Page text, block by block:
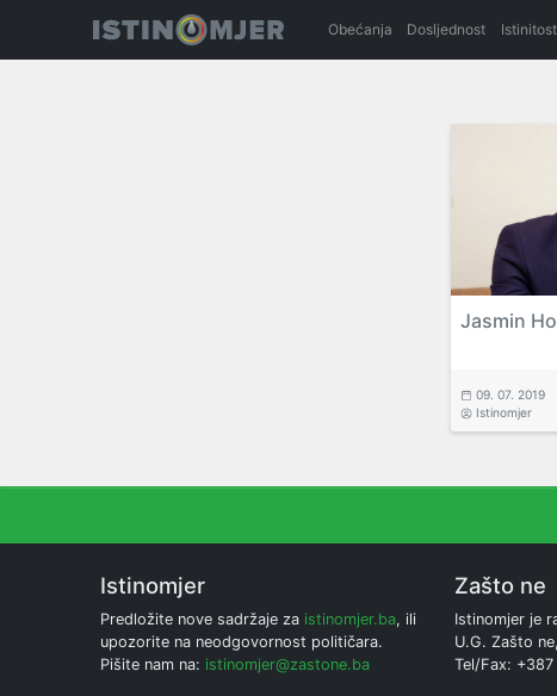
Obećanja Dosljednost Istinitost
Jasmin
09. 07. 2019
Istinomjer
Istinomjer
Predložite nove sadržaje za istinomjer.ba, ili
upozorite na neodgovornost političara.
Pišite nam na: istinomjer@zastone.ba
Zašto ne
Istinomjer je
U.G. Zašto ne,
Tel/Fax: